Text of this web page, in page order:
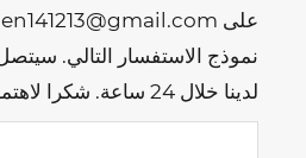
نموذج الاستفسار التالي.
لدينا خلال 24 ساعة. شكرا لاهتمامك بمنتجاتنا.